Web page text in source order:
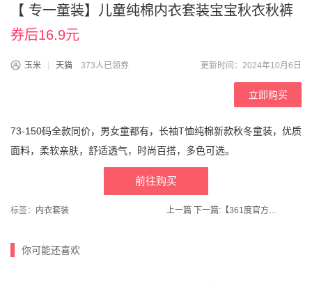
【 专一童装】儿童纯棉内衣套装宝宝秋衣秋裤
券后16.9元
玉米 天猫 373人已领券 更新时间：2024年10月6日
立即购买
73-150码全款同价，男女童都有，长袖T恤纯棉新款秋冬童装，优质
面料，柔软亲肤，舒适透气，时尚百搭，多色可选。
前往购买
标签： 内衣套装 上一篇 下一篇: 【361度官方旗舰店】运动卫衣男女2024秋季扎染套头卫衣
你可能还喜欢